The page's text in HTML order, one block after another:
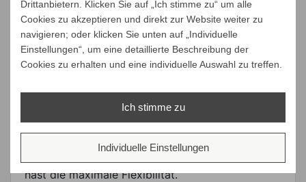
und per 1-Klick. In der App kann du deine
Zahlungsfrist auch gegen eine kleine Gebühr um
10, 30 oder 60 Tage verlängern oder deine
Rechnung in eine Finanzierung umwandeln.
Ratenkauf
Mit dem Klarna Ratenkauf kannst du deinen
Zahlungsplan an deine persönlichen Bedürfnisse
anpassen. Du kannst deine Kosten in feste oder
flexible Raten bis zu 24 Monate aufteilen. Du
hast die maximale Flexibilität.
Drittanbietern. Klicken Sie auf „Ich stimme zu“ um alle
Cookies zu akzeptieren und direkt zur Website weiter zu
navigieren; oder klicken Sie unten auf „Individuelle
Einstellungen“, um eine detaillierte Beschreibung der
Cookies zu erhalten und eine individuelle Auswahl zu treffen.
Ich stimme zu
Individuelle Einstellungen